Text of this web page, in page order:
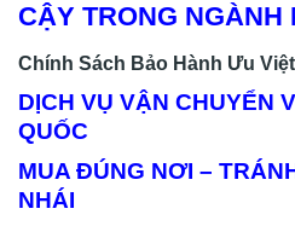
CẬY TRONG NGÀNH
Chính Sách Bảo Hành Ưu Việt
DỊCH VỤ VẬN CHUYỂN
QUỐC
MUA ĐÚNG NƠI –
NHÁI